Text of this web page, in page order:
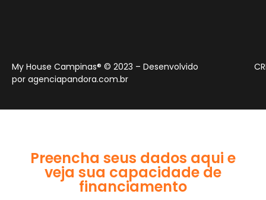
My House Campinas® © 2023 – Desenvolvido
por agenciapandora.com.br
Preencha seus dados aqui e
veja sua capacidade de
financiamento